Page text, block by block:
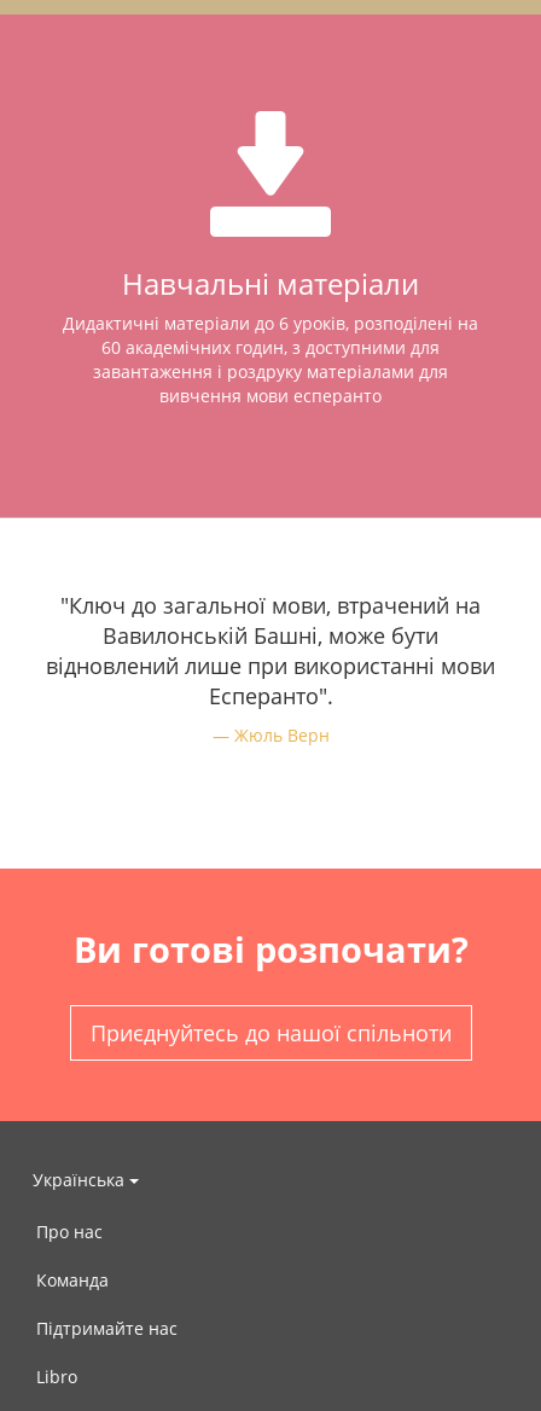
Навчальні матеріали
Дидактичні матеріали до 6 уроків, розподілені на
60 академічних годин, з доступними для
завантаження і роздруку матеріалами для
вивчення мови есперанто
"Ключ до загальної мови, втрачений на
Вавилонській Башні, може бути
відновлений лише при використанні мови
Есперанто".
Жюль Верн
Ви готові розпочати?
Приєднуйтесь до нашої спільноти
Українська
Про нас
Команда
Підтримайте нас
Libro